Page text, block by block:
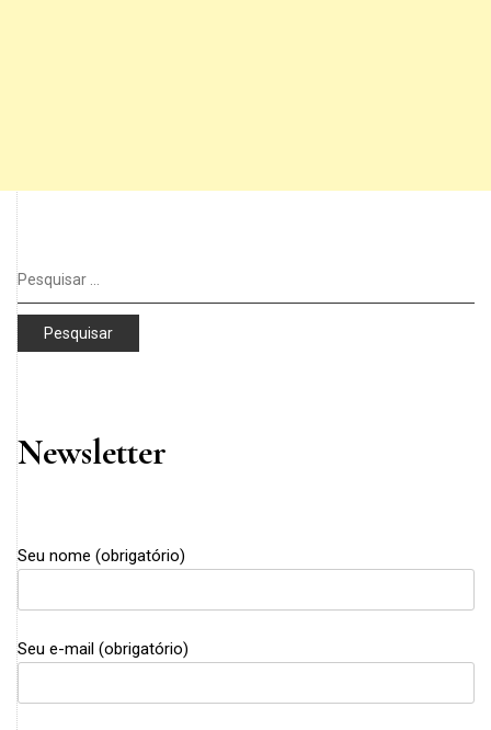
Pesquisar
por:
Newsletter
Seu nome (obrigatório)
Seu e-mail (obrigatório)